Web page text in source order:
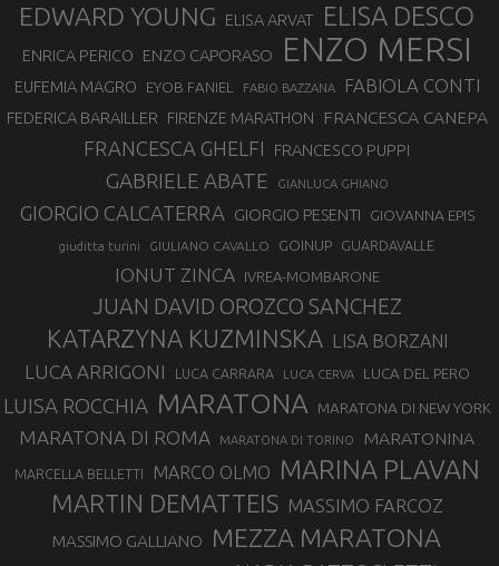
EDWARD YOUNG ELISA ARVAT ELISA DESCO
ENRICA PERICO ENZO CAPORASO ENZO MERSI
EUFEMIA MAGRO EYOB FANIEL FABIO BAZZANA FABIOLA CONTI
FEDERICA BARAILLER FIRENZE MARATHON FRANCESCA CANEPA
FRANCESCA GHELFI FRANCESCO PUPPI
GABRIELE ABATE GIANLUCA GHIANO
GIORGIO CALCATERRA GIORGIO PESENTI GIOVANNA EPIS
giuditta turini GIULIANO CAVALLO GOINUP GUARDAVALLE
IONUT ZINCA IVREA-MOMBARONE
JUAN DAVID OROZCO SANCHEZ
KATARZYNA KUZMINSKA LISA BORZANI
LUCA ARRIGONI LUCA CARRARA LUCA CERVA LUCA DEL PERO
LUISA ROCCHIA MARATONA MARATONA DI NEW YORK
MARATONA DI ROMA MARATONA DI TORINO MARATONINA
MARCELLA BELLETTI MARCO OLMO MARINA PLAVAN
MARTIN DEMATTEIS MASSIMO FARCOZ
MASSIMO GALLIANO MEZZA MARATONA